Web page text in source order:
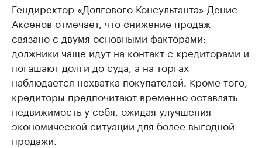
Гендиректор «Долгового Консультанта» Денис
Аксенов отмечает, что снижение продаж
связано с двумя основными факторами:
должники чаще идут на контакт с кредиторами и
погашают долги до суда, а на торгах
наблюдается нехватка покупателей. Кроме того,
кредиторы предпочитают временно оставлять
недвижимость у себя, ожидая улучшения
экономической ситуации для более выгодной
продажи.